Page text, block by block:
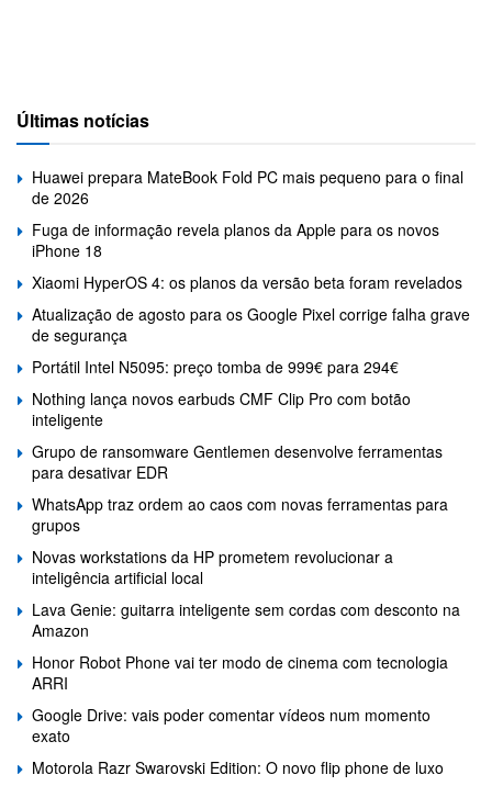
Últimas notícias
Huawei prepara MateBook Fold PC mais pequeno para o final
de 2026
Fuga de informação revela planos da Apple para os novos
iPhone 18
Xiaomi HyperOS 4: os planos da versão beta foram revelados
Atualização de agosto para os Google Pixel corrige falha grave
de segurança
Portátil Intel N5095: preço tomba de 999€ para 294€
Nothing lança novos earbuds CMF Clip Pro com botão
inteligente
Grupo de ransomware Gentlemen desenvolve ferramentas
para desativar EDR
WhatsApp traz ordem ao caos com novas ferramentas para
grupos
Novas workstations da HP prometem revolucionar a
inteligência artificial local
Lava Genie: guitarra inteligente sem cordas com desconto na
Amazon
Honor Robot Phone vai ter modo de cinema com tecnologia
ARRI
Google Drive: vais poder comentar vídeos num momento
exato
Motorola Razr Swarovski Edition: O novo flip phone de luxo